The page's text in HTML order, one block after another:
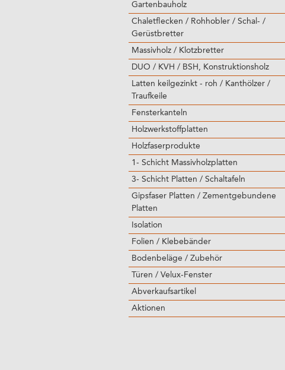
Gartenbauholz
Chaletflecken / Rohhobler / Schal- /
Gerüstbretter
Massivholz / Klotzbretter
DUO / KVH / BSH, Konstruktionsholz
Latten keilgezinkt - roh / Kanthölzer /
Traufkeile
Fensterkanteln
Holzwerkstoffplatten
Holzfaserprodukte
1- Schicht Massivholzplatten
3- Schicht Platten / Schaltafeln
Gipsfaser Platten / Zementgebundene
Platten
Isolation
Folien / Klebebänder
Bodenbeläge / Zubehör
Türen / Velux-Fenster
Abverkaufsartikel
Aktionen